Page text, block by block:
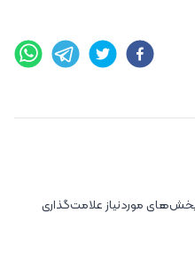
موردنیاز علامت‌گذاری